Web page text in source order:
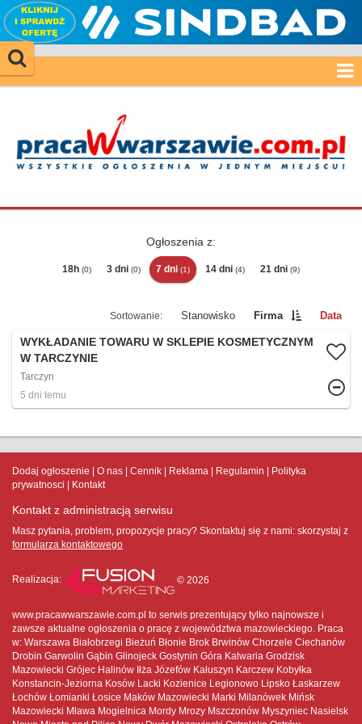
Ogłoszenia z:
18h (0) 3 dni (0) 7 dni (1) 14 dni (4) 21 dni (9)
Stanowisko Firma Data
WYKŁADANIE TOWARU W SKLEPIE KOSMETYCZNYM
W TARCZYNIE
Tarczyn
5 dni temu
Dodaj ogłoszenie O nas Cennik Reklama Regulamin
Polityka
prywatnosci
Kontakt
Kontakt z administracją serwisu
Masz pytania, problem, propozycje pracy? Skontaktuj się z nami: skorzystaj z
formularza kontaktowego
Realizacja: © 2026
www.pracawwarszawie.com.pl to serwis prezentujący tylko najnowsze i
zawsze aktualne ogłoszenia o pracę z województwa mazowieckiego. Praca
w: Warszawa Białobrzegi Bieżuń Błonie Brok Brwinów Chorzele Ciechanów
Drobin Garwolin Gąbin Glinojeck Gostynin Góra Kalwaria Grodzisk
Mazowiecki Grójec Halinów Iłża Józefów Kałuszyn Karczew Kobyłka
Konstancin-Jeziorna Kosów Lacki Kozienice Legionowo Lipsko Łaskarzew
Łochów Łomianki Łosice Maków Mazowiecki Marki Milanówek Mińsk
Mazowiecki Mława Mogielnica Mordy Mrozy Mszczonów Myszyniec Nasielsk